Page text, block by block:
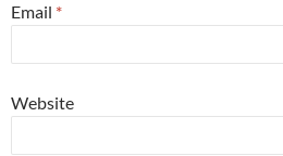
Email *
Website